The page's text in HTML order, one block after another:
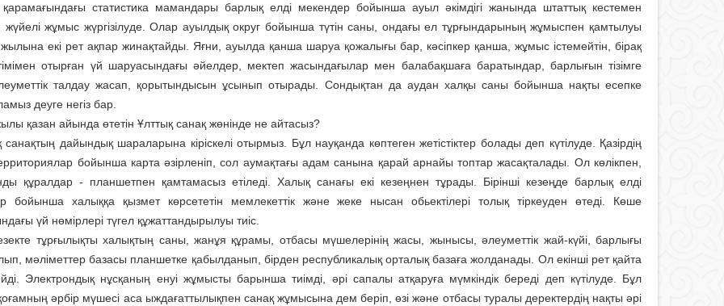
статис­тика мамандары барлық елді мекендер бойынша ауыл әкімдігі жанында штаттық кестемен
жүйелі жұмыс жүргізілуде. Олар ауылдық округ бойынша түтін саны, ондағы ел тұрғындарының жұмыспен қамтылуы
екі рет ақпар жинақтайды. Яғни, ауылда қанша шаруа қожалығы бар, кәсіпкер қанша, жұмыс істемейтін, бірақ
отырған үй шаруасындағы әйелдер, мектеп жасындағылар мен балабақшаға баратындар, барлығын тізімге
талдау жасап, қорытындысын ұсынып отырады. Сондықтан да аудан халқы саны бойынша нақты есепке
деуге негіз бар.
қазан айында өтетін Ұлттық санақ жөнінде не айтасыз?
санақтың дайындық шараларына кіріскелі отырмыз. Бұл науқанда көптеген жетістіктер болады деп күтілуде. Қазірдің
бойынша карта әзірленіп, сол аумақтағы адам санына қарай арнайы топтар жасақталады. Ол көлікпен,
құралдар - планшетпен қамтамасыз етіледі. Халық санағы екі кезеңнен тұрады. Бірінші кезеңде барлық елді
бойынша халыққа қызмет көрсететін мемлекеттік және жеке нысан обьектілері толық тіркеуден өтеді. Көше
үй нөмірлері түгел құжаттандырылуы тиіс.
тұрғылықты халықтың саны, жанұя құрамы, отбасы мүшелерінің жасы, жынысы, әлеуметтік жай-күйі, барлығы
мәліметтер базасы план­шетке қабылданып, бірден республикалық орталық базаға жолданады. Ол екінші рет қайта
Электрондық нұсқаның енуі жұмысты барынша тиімді, әрі сапалы атқаруға мүмкіндік береді деп күтілуде. Бұл
әрбір мүшесі аса ыждағаттылықпен санақ жұмысына дем беріп, өзі және отбасы туралы деректердің нақты әрі